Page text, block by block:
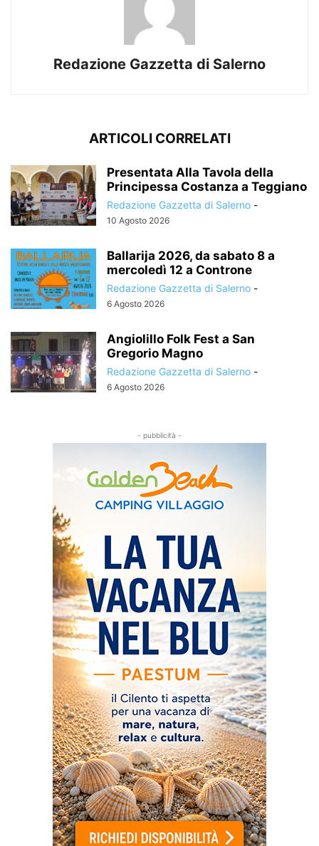
Redazione Gazzetta di Salerno
ARTICOLI CORRELATI
Presentata Alla Tavola della
Principessa Costanza a Teggiano
Redazione Gazzetta di Salerno -
10 Agosto 2026
Ballarija 2026, da sabato 8 a
mercoledì 12 a Controne
Redazione Gazzetta di Salerno -
6 Agosto 2026
Angiolillo Folk Fest a San
Gregorio Magno
Redazione Gazzetta di Salerno -
6 Agosto 2026
- pubblicità -